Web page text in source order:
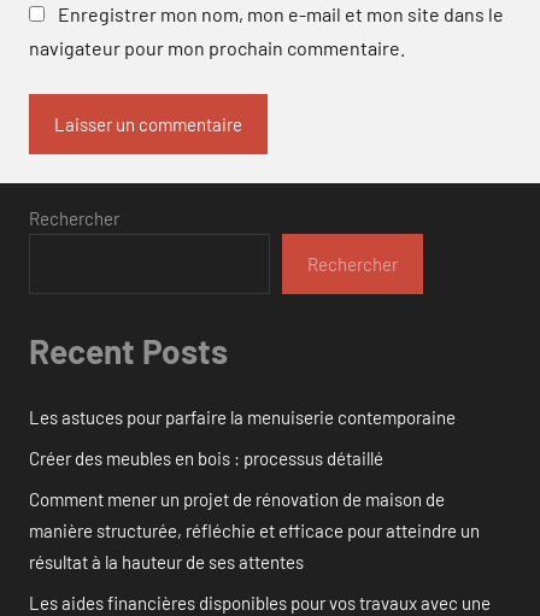
Enregistrer mon nom, mon e-mail et mon site dans le
navigateur pour mon prochain commentaire.
Rechercher
Rechercher
Recent Posts
Les astuces pour parfaire la menuiserie contemporaine
Créer des meubles en bois : processus détaillé
Comment mener un projet de rénovation de maison de
manière structurée, réfléchie et efficace pour atteindre un
résultat à la hauteur de ses attentes
Les aides financières disponibles pour vos travaux avec une